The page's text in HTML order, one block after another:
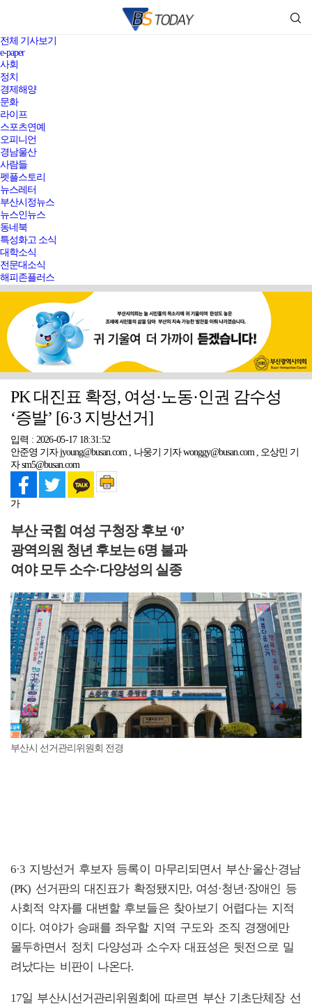
전체 기사보기
e-paper
사회
정치
경제해양
문화
라이프
스포츠연예
오피니언
경남울산
사람들
펫플스토리
뉴스레터
부산시정뉴스
뉴스인뉴스
동네북
특성화고 소식
대학소식
전문대소식
해피존플러스
PK 대진표 확정, 여성·노동·인권 감수성
‘증발’ [6·3 지방선거]
입력 : 2026-05-17 18:31:52
안준영 기자 jyoung@busan.com , 나웅기 기자 wonggy@busan.com , 오상민 기
자 sm5@busan.com
가
부산 국힘 여성 구청장 후보 ‘0’
광역의원 청년 후보는 6명 불과
여야 모두 소수·다양성의 실종
부산시 선거관리위원회 전경
6·3 지방선거 후보자 등록이 마무리되면서 부산·울산·경남
(PK) 선거판의 대진표가 확정됐지만, 여성·청년·장애인 등
사회적 약자를 대변할 후보들은 찾아보기 어렵다는 지적
이다. 여야가 승패를 좌우할 지역 구도와 조직 경쟁에만
몰두하면서 정치 다양성과 소수자 대표성은 뒷전으로 밀
려났다는 비판이 나온다.
17일 부산시선거관리위원회에 따르면 부산 기초단체장 선